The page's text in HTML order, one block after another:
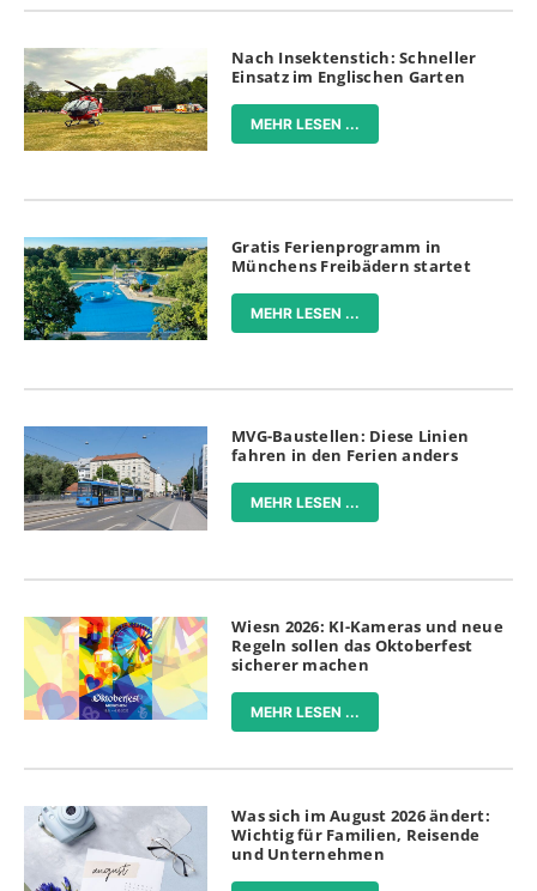
Nach Insektenstich: Schneller
Einsatz im Englischen Garten
MEHR LESEN ...
Gratis Ferienprogramm in
Münchens Freibädern startet
MEHR LESEN ...
MVG-Baustellen: Diese Linien
fahren in den Ferien anders
MEHR LESEN ...
Wiesn 2026: KI-Kameras und neue
Regeln sollen das Oktoberfest
sicherer machen
MEHR LESEN ...
Was sich im August 2026 ändert:
Wichtig für Familien, Reisende
und Unternehmen